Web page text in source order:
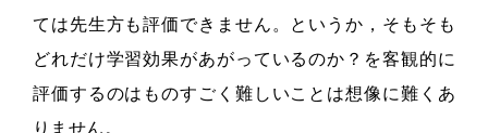
ては先生方も評価できません。というか，そもそも
どれだけ学習効果があがっているのか？を客観的に
評価するのはものすごく難しいことは想像に難くあ
りません。